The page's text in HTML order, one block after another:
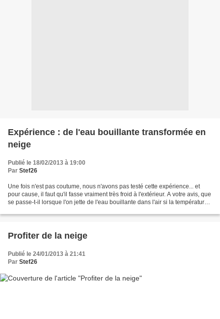
Expérience : de l'eau bouillante transformée en
neige
Publié le 18/02/2013 à 19:00
Par Stef26
Une fois n'est pas coutume, nous n'avons pas testé cette expérience... et
pour cause, il faut qu'il fasse vraiment très froid à l'extérieur. A votre avis, que
se passe-t-il lorsque l'on jette de l'eau bouillante dans l'air si la température
Profiter de la neige
Publié le 24/01/2013 à 21:41
Par Stef26